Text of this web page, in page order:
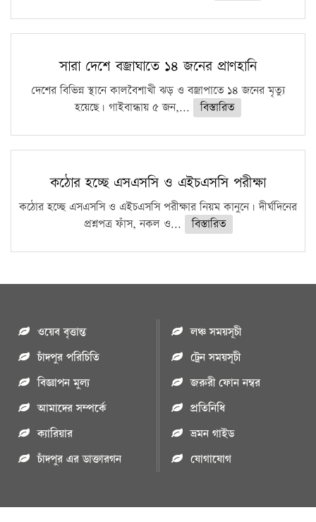
সারা দেশে বজ্রাঘাতে ১৪ জনের প্রাণহানি
দেশের বিভিন্ন স্থানে কালবৈশাখী ঝড় ও বজ্রাপাতে ১৪ জনের মৃত্যু
হয়েছে। গাইবান্ধায় ৫ জন,...
বিস্তারিত
কঠোর হচ্ছে এসএসসি ও এইচএসসি পরীক্ষা
কঠোর হচ্ছে এসএসসি ও এইচএসসি পরীক্ষার নিয়ম কানুনে। দীর্ঘদিনের
প্রশ্নপত্র ফাঁস, নকল ও...
বিস্তারিত
ওয়েব বৃত্তান্ত
চাঁদপুর পরিচিতি
বিজ্ঞাপন মুল্য
আমাদের সম্পর্কে
ক্যারিয়ার
চাঁদপুর এর ডাক্তারগন
লঞ্চ সময়সূচী
ট্রেন সময়সূচী
জরুরী ফোন নম্বর
প্রতিনিধি
ভ্রমন গাইড
যোগাযোগ